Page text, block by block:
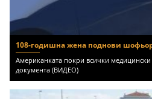
108-годишна жена поднови
Американката покри всички медицински
документа (ВИДЕО)